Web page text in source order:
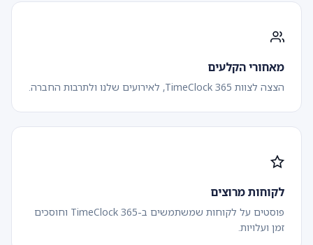
מאחורי הקלעים
הצצה לצוות TimeClock 365, לאירועים שלנו ולתרבות החברה.
לקוחות מרוצים
פוסטים על לקוחות שמשתמשים ב-TimeClock 365 וחוסכים
זמן ועלויות.